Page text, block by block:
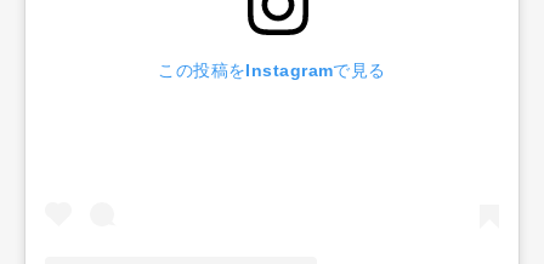
この投稿をInstagramで見る